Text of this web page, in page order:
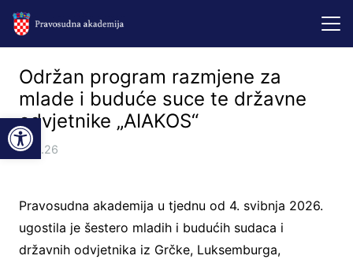
Open toolbar
Održan program razmjene za
mlade i buduće suce te državne
odvjetnike „AIAKOS“
7.05.26
Pravosudna akademija u tjednu od 4. svibnja 2026.
ugostila je šestero mladih i budućih sudaca i
državnih odvjetnika iz Grčke, Luksemburga,